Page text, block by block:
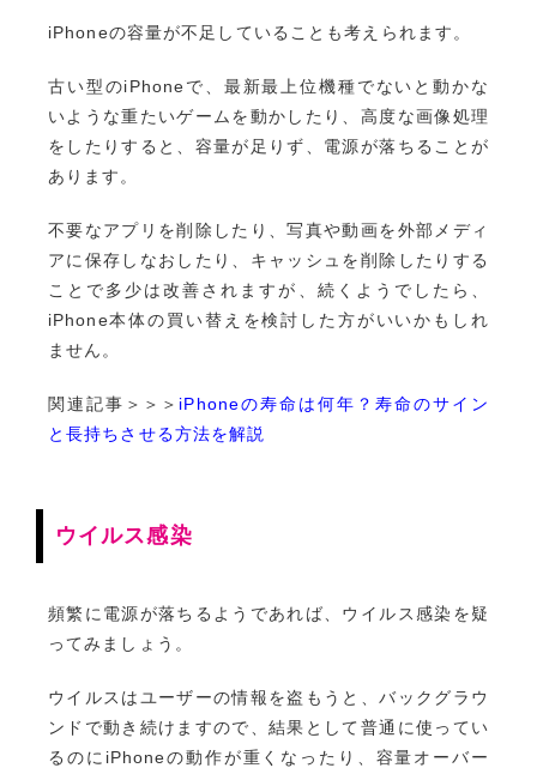
iPhoneの容量が不足していることも考えられます。
古い型のiPhoneで、最新最上位機種でないと動かな
いような重たいゲームを動かしたり、高度な画像処理
をしたりすると、容量が足りず、電源が落ちることが
あります。
不要なアプリを削除したり、写真や動画を外部メディ
アに保存しなおしたり、キャッシュを削除したりする
ことで多少は改善されますが、続くようでしたら、
iPhone本体の買い替えを検討した方がいいかもしれ
ません。
関連記事＞＞＞ iPhoneの寿命は何年？寿命のサイン
と長持ちさせる方法を解説
ウイルス感染
頻繁に電源が落ちるようであれば、ウイルス感染を疑
ってみましょう。
ウイルスはユーザーの情報を盗もうと、バックグラウ
ンドで動き続けますので、結果として普通に使ってい
るのにiPhoneの動作が重くなったり、容量オーバー